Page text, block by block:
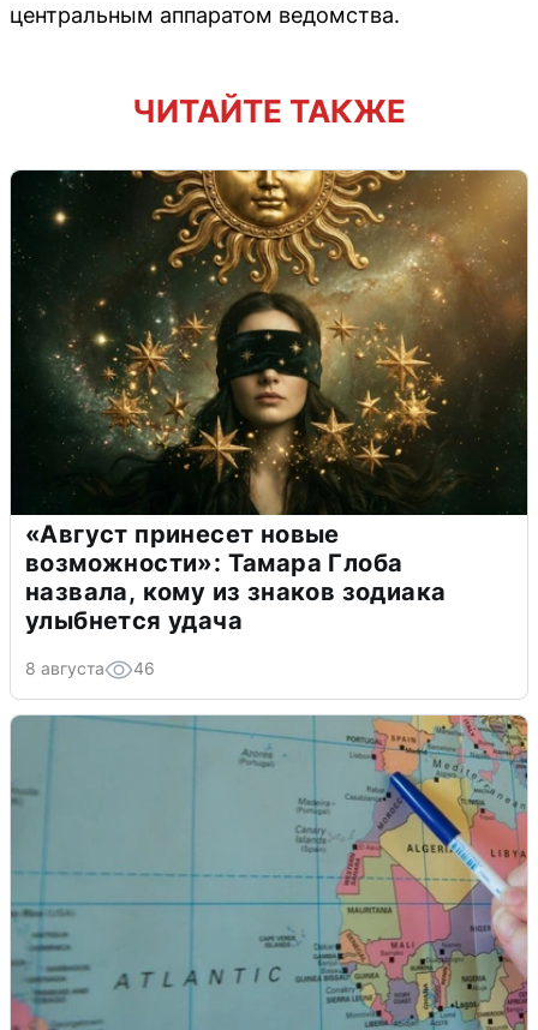
центральным аппаратом ведомства.
ЧИТАЙТЕ ТАКЖЕ
«Август принесет новые
возможности»: Тамара Глоба
назвала, кому из знаков зодиака
улыбнется удача
8 августа 46